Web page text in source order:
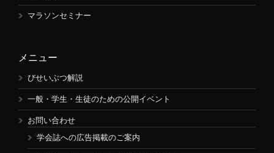
マラソンセミナー
メニュー
びせいぶつ解説
一般・学生・生徒のための公開イベント
お問い合わせ
学会誌への広告掲載のご案内